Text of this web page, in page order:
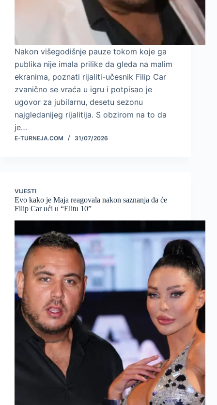
Nakon višegodišnje pauze tokom koje ga
publika nije imala prilike da gleda na malim
ekranima, poznati rijaliti-učesnik Filip Car
zvanično se vraća u igru i potpisao je
ugovor za jubilarnu, desetu sezonu
najgledanijeg rijalitija. S obzirom na to da
je…
E-TURNEJA.COM 31/07/2026
VIJESTI
Evo kako je Maja reagovala nakon saznanja da će
Filip Car ući u “Elitu 10”